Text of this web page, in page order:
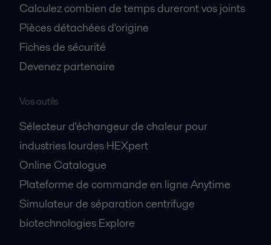
Calculez combien de temps dureront vos joints
Pièces détachées d'origine
Fiches de sécurité
Devenez partenaire
Vos outils
Sélecteur d'échangeur de chaleur pour
industries lourdes HEXpert
Online Catalogue
Plateforme de commande en ligne Anytime
Simulateur de séparation centrifuge
biotechnologies Explore